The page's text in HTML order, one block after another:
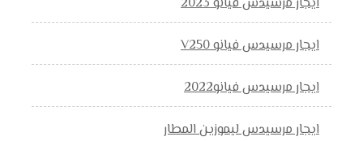
ايجار مرسيدس فيانو V250
ايجار مرسيدس فيانو2022
ايجار مرسيدس ليموزين المطار